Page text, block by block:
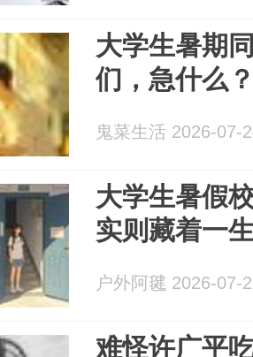
大学生暑期
们，急什么
鬼菜生活 2026-07-
大学生暑假
实则藏着一
户外阿毽 2026-07-
难怪许广平